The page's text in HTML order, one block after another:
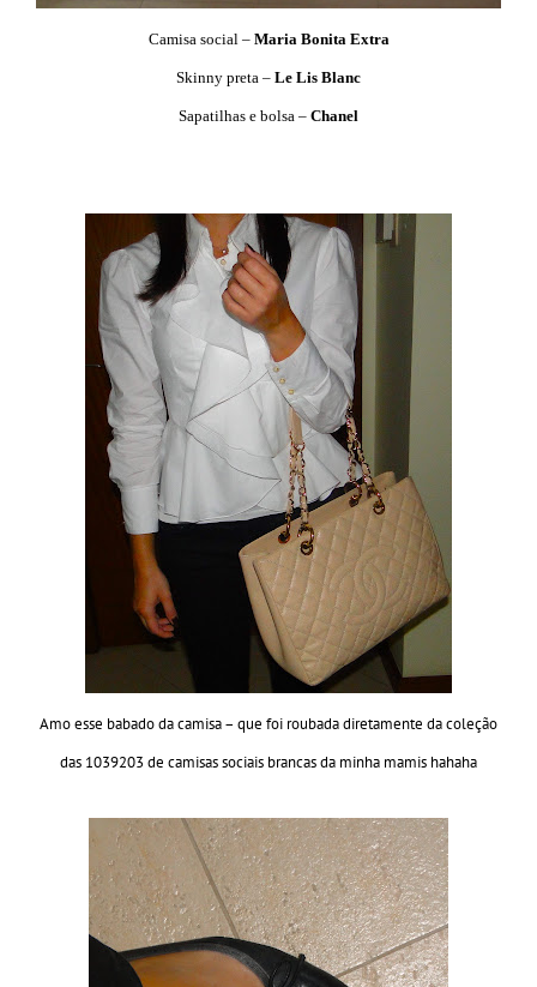
Camisa social – Maria Bonita Extra
Skinny preta – Le Lis Blanc
Sapatilhas e bolsa – Chanel
Amo esse babado da camisa – que foi roubada diretamente da coleção
das 1039203 de camisas sociais brancas da minha mamis hahaha